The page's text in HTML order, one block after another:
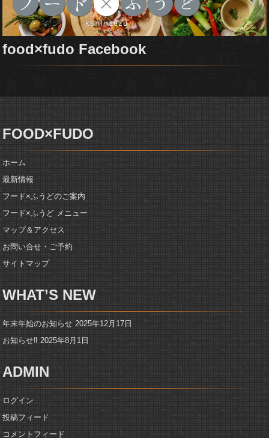
food×fudo Facebook
FOOD×FUDO
ホーム
最新情報
フード×ふうどのご案内
フード×ふうど メニュー
マップ＆アクセス
お問い合せ・ご予約
サイトマップ
WHAT’S NEW
年末年始のお知らせ 2025年12月17日
お知らせ‼️ 2025年8月1日
ADMIN
ログイン
投稿フィード
コメントフィード